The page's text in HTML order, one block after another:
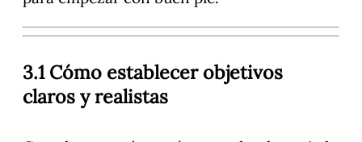
3.1 Cómo establecer objetivos
claros y realistas